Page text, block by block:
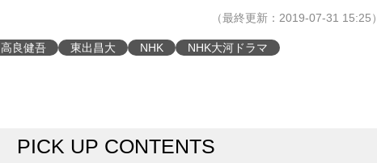
（最終更新：2019-07-31 15:25）
高良健吾 東出昌大 NHK NHK大河ドラマ
PICK UP CONTENTS